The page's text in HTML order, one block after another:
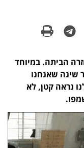
הביתה. במיוחד
שינה שאנחנו
נראה קטן, לא